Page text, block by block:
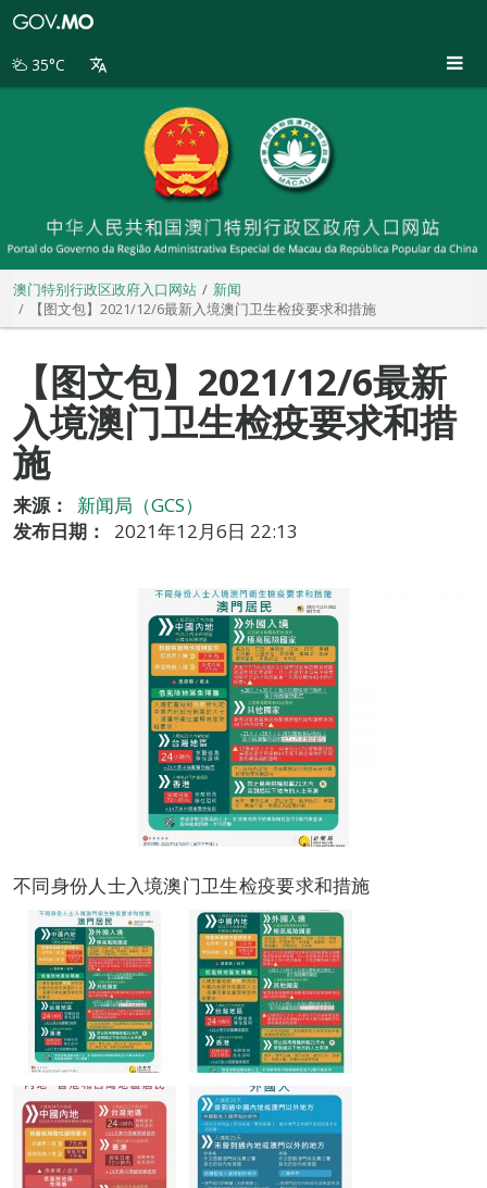
别
35°C
澳门特别行政区政府入口网站
新闻
【图文包】2021/12/6最新入境澳门卫生检疫要求和措施
【图文包】2021/12/6最新
入境澳门卫生检疫要求和措
施
来源：
新闻局（GCS）
发布日期：
2021年12月6日 22:13
不同身份人士入境澳门卫生检疫要求和措施